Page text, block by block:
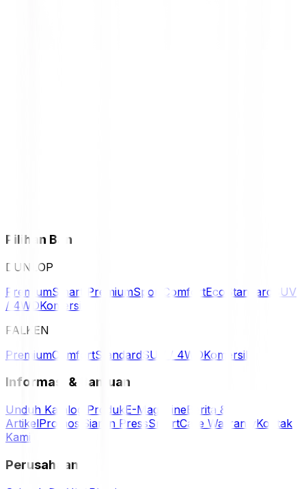
Pilihan Ban
DUNLOP
PremiumSmart PremiumSport ComfortEco Standard
SUV
/ 4WDKomersil
FALKEN
PremiumComfortStandard SUV / 4WDKomersil
Informasi & Bantuan
Unduh Katalog ProdukE-MagazineBerita &
ArtikelPromosi Siaran PressSmartCare WarrantyKontak
Kami
Perusahaan